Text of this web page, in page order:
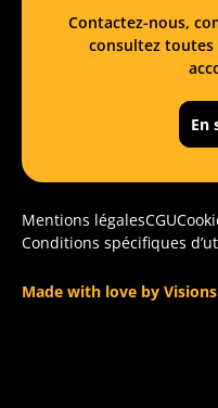
Contactez-nous,
consultez
En
Mentions légalesCGU
Conditions spécifiques
Made with love by